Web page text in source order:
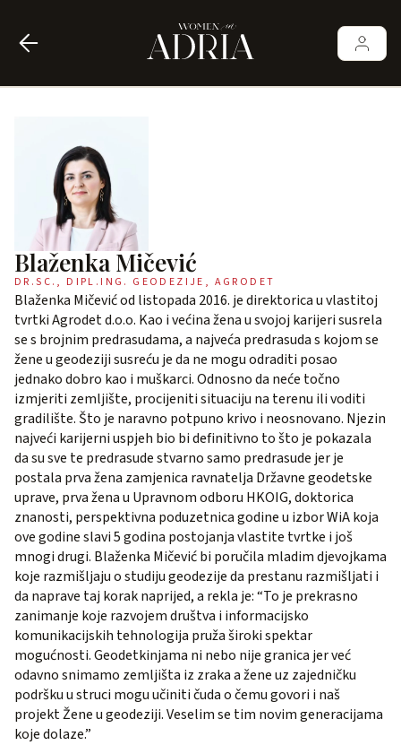
Blaženka Mičević
DR.SC., DIPL.ING. GEODEZIJE, AGRODET
Blaženka Mičević od listopada 2016. je direktorica u vlastitoj
tvrtki Agrodet d.o.o. Kao i većina žena u svojoj karijeri susrela
se s brojnim predrasudama, a najveća predrasuda s kojom se
žene u geodeziji susreću je da ne mogu odraditi posao
jednako dobro kao i muškarci. Odnosno da neće točno
izmjeriti zemljište, procijeniti situaciju na terenu ili voditi
gradilište. Što je naravno potpuno krivo i neosnovano. Njezin
najveći karijerni uspjeh bio bi definitivno to što je pokazala
da su sve te predrasude stvarno samo predrasude jer je
postala prva žena zamjenica ravnatelja Državne geodetske
uprave, prva žena u Upravnom odboru HKOIG, doktorica
znanosti, perspektivna poduzetnica godine u izbor WiA koja
ove godine slavi 5 godina postojanja vlastite tvrtke i još
mnogi drugi. Blaženka Mičević bi poručila mladim djevojkama
koje razmišljaju o studiju geodezije da prestanu razmišljati i
da naprave taj korak naprijed, a rekla je: “To je prekrasno
zanimanje koje razvojem društva i informacijsko
komunikacijskih tehnologija pruža široki spektar
mogućnosti. Geodetkinjama ni nebo nije granica jer već
odavno snimamo zemljišta iz zraka a žene uz zajedničku
podršku u struci mogu učiniti čuda o čemu govori i naš
projekt Žene u geodeziji. Veselim se tim novim generacijama
koje dolaze.”